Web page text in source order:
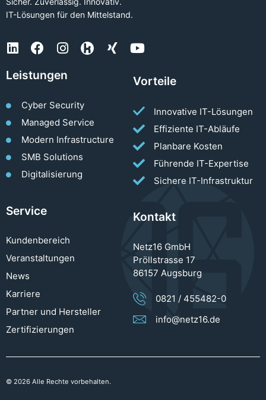
IT-Lösungen für den Mittelstand.
Leistungen
Cyber Security
Managed Service
Modern Infrastructure
SMB Solutions
Digitalisierung
Vorteile
Innovative IT-Lösungen
Effiziente IT-Abläufe
Planbare Kosten
Führende IT-Expertise
Sichere IT-Infrastruktur
Service
Kundenbereich
Veranstaltungen
News
Karriere
Partner und Hersteller
Zertifizierungen
Kontakt
Netz16 GmbH
Pröllstrasse 17
86157 Augsburg
0821 / 455482-0
info@netz16.de
© 2026 Alle Rechte vorbehalten.